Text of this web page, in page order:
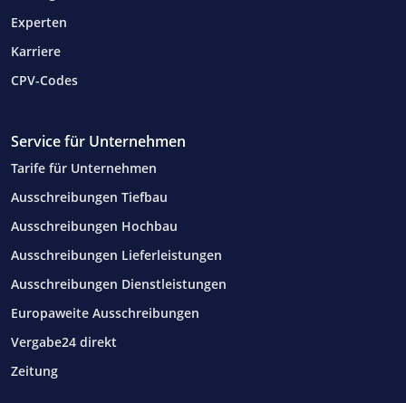
Experten
Karriere
CPV-Codes
Service für Unternehmen
Tarife für Unternehmen
Ausschreibungen Tiefbau
Ausschreibungen Hochbau
Ausschreibungen Lieferleistungen
Ausschreibungen Dienstleistungen
Europaweite Ausschreibungen
Vergabe24 direkt
Zeitung